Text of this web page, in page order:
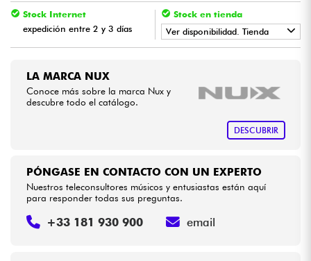
Violines y cuarteto
Cables & Acces.
Ver nuestras marcas
Stock Internet
expedición entre 2 y 3 días
Stock en tienda
Ver disponibilidad. Tienda
LA MARCA NUX
Conoce más sobre la marca Nux y
descubre todo el catálogo.
DESCUBRIR
PÓNGASE EN CONTACTO CON UN EXPERTO
Nuestros teleconsultores músicos y entusiastas están aquí
para responder todas sus preguntas.
+33 181 930 900 email